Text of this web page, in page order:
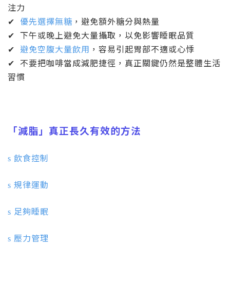
注力
✔ 優先選擇無糖 ，避免額外糖分與熱量
✔ 下午或晚上避免大量攝取，以免影響睡眠品質
✔ 避免空腹大量飲用 ，容易引起胃部不適或心悸
✔ 不要把咖啡當成減肥捷徑，真正關鍵仍然是整體生活
習慣
「減脂」真正長久有效的方法
s 飲食控制
s 規律運動
s 足夠睡眠
s 壓力管理